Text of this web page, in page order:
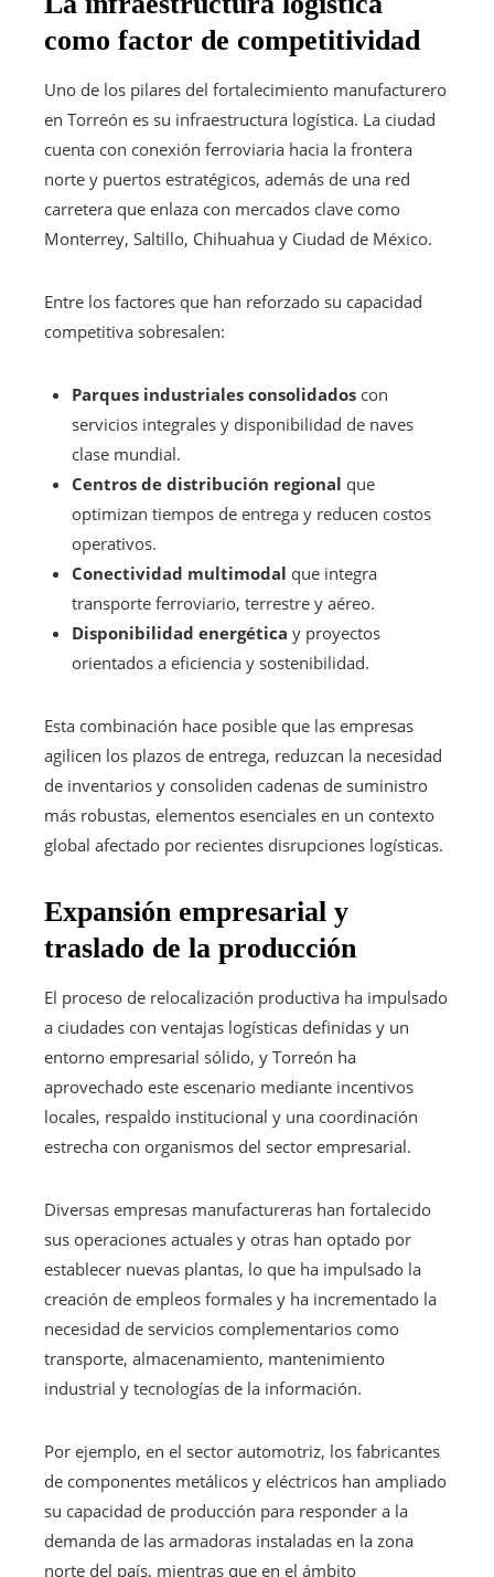
como factor de competitividad
Uno de los pilares del fortalecimiento manufacturero
en Torreón es su infraestructura logística. La ciudad
cuenta con conexión ferroviaria hacia la frontera
norte y puertos estratégicos, además de una red
carretera que enlaza con mercados clave como
Monterrey, Saltillo, Chihuahua y Ciudad de México.
Entre los factores que han reforzado su capacidad
competitiva sobresalen:
Parques industriales consolidados con
servicios integrales y disponibilidad de naves
clase mundial.
Centros de distribución regional que
optimizan tiempos de entrega y reducen costos
operativos.
Conectividad multimodal que integra
transporte ferroviario, terrestre y aéreo.
Disponibilidad energética y proyectos
orientados a eficiencia y sostenibilidad.
Esta combinación hace posible que las empresas
agilicen los plazos de entrega, reduzcan la necesidad
de inventarios y consoliden cadenas de suministro
más robustas, elementos esenciales en un contexto
global afectado por recientes disrupciones logísticas.
Expansión empresarial y
traslado de la producción
El proceso de relocalización productiva ha impulsado
a ciudades con ventajas logísticas definidas y un
entorno empresarial sólido, y Torreón ha
aprovechado este escenario mediante incentivos
locales, respaldo institucional y una coordinación
estrecha con organismos del sector empresarial.
Diversas empresas manufactureras han fortalecido
sus operaciones actuales y otras han optado por
establecer nuevas plantas, lo que ha impulsado la
creación de empleos formales y ha incrementado la
necesidad de servicios complementarios como
transporte, almacenamiento, mantenimiento
industrial y tecnologías de la información.
Por ejemplo, en el sector automotriz, los fabricantes
de componentes metálicos y eléctricos han ampliado
su capacidad de producción para responder a la
demanda de las armadoras instaladas en la zona
norte del país, mientras que en el ámbito